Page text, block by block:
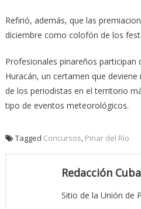
Refirió, además, que las
diciembre como colofón de los
Profesionales pinareños participan
Huracán, un certamen que
de los periodistas en el territorio
tipo de eventos meteorológicos.
Tagged Concursos, Pinar del Río
Redacción
Sitio de la Unión de